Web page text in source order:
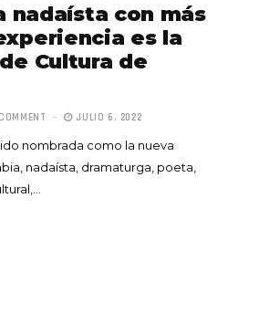
nadaísta con más
es la
Cultura de
JULIO 6, 2022
nombrada como la nueva
nadaísta, dramaturga, poeta,
Totó la Momposina: el
adiós a la gran
cantadora que llevó las
raíces colombianas al